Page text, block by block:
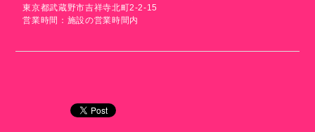
東京都武蔵野市吉祥寺北町2-2-15
営業時間：施設の営業時間内